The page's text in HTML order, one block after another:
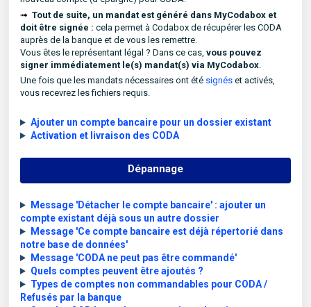
➟ Tout de suite, un mandat est généré dans MyCodabox et
doit être signée : cela permet à Codabox de récupérer les CODA
auprès de la banque et de vous les remettre.
Vous êtes le représentant légal ? Dans ce cas, vous pouvez
signer immédiatement le(s) mandat(s) via MyCodabox.
Une fois que les mandats nécessaires ont été signés et activés,
vous recevrez les fichiers requis.
Ajouter un compte bancaire pour un dossier existant
Activation et livraison des CODA
Dépannage
Message 'Détacher le compte bancaire' : ajouter un
compte existant déjà sous un autre dossier
Message 'Ce compte bancaire est déjà répertorié dans
notre base de données'
Message 'CODA ne peut pas être commandé'
Quels comptes peuvent être ajoutés ?
Types de comptes non commandables pour CODA /
Refusés par la banque